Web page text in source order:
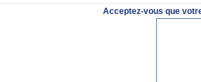
Acceptez-vous que